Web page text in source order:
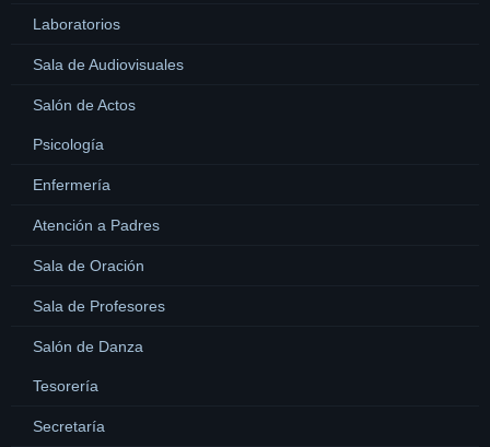
Laboratorios
Sala de Audiovisuales
Salón de Actos
Psicología
Enfermería
Atención a Padres
Sala de Oración
Sala de Profesores
Salón de Danza
Tesorería
Secretaría